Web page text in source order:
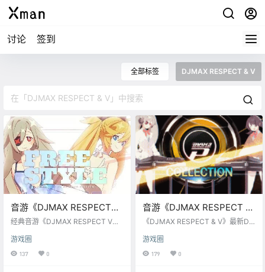
讨论 签到
全部标签 DJMAX RESPECT & V
音游《DJMAX RESPECT
V》第二季更新将于于5月4
经典音游《DJMAX RESPECT V》
游戏圈
137 0
音游《DJMAX RESPECT &
V》最新DLC【DMP3】
《DJMAX RESPECT & V》最新DL
NG！
游戏圈
179 0